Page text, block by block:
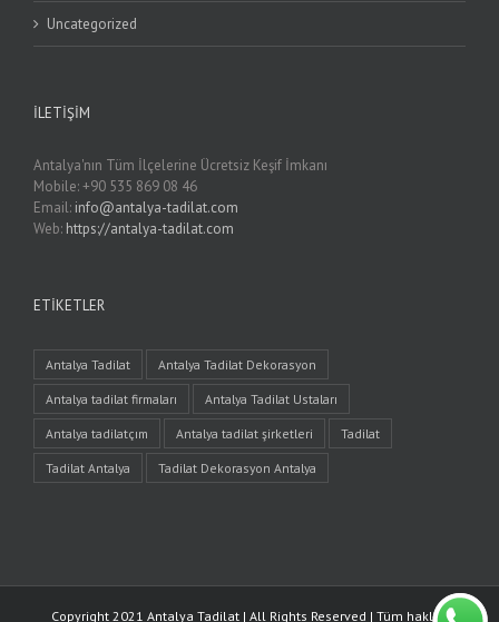
Uncategorized
İLETIŞIM
Antalya'nın Tüm İlçelerine Ücretsiz Keşif İmkanı
Mobile: +90 535 869 08 46
Email: info@antalya-tadilat.com
Web: https://antalya-tadilat.com
ETIKETLER
Antalya Tadilat Antalya Tadilat Dekorasyon
Antalya tadilat firmaları Antalya Tadilat Ustaları
Antalya tadilatçım Antalya tadilat şirketleri Tadilat
Tadilat Antalya Tadilat Dekorasyon Antalya
Copyright 2021 Antalya Tadilat | All Rights Reserved | Tüm hakları